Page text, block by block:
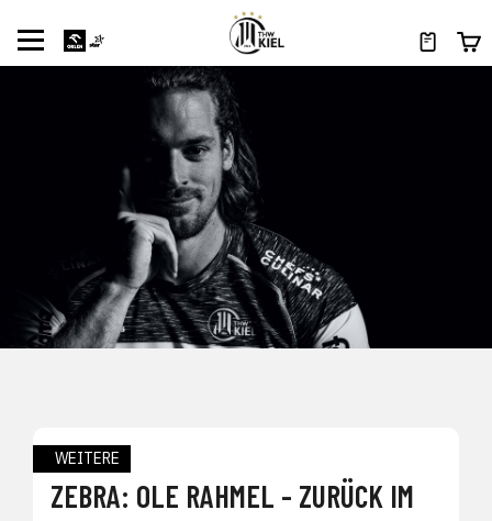
WEITERE
ZEBRA: OLE RAHMEL - ZURÜCK IM